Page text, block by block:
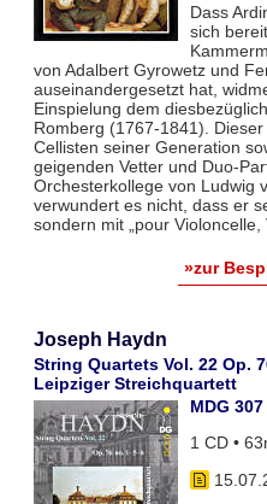
Dass
sich
von Adalbert Gyrowetz und
auseinandergesetzt hat,
Einspielung dem
Romberg (1767-1841).
Cellisten seiner Generation
geigenden Vetter und Duo-
Orchesterkollege von Ludwig
verwundert es nicht, dass er
sondern mit „pour Violoncelle,
»zur
Joseph Haydn
String Quartets Vol. 22 Op.
Leipziger Streichquartett
MDG
1 CD •